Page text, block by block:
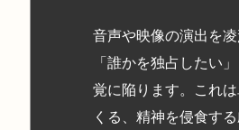
音声や映像の演出を
「誰かを独占したい
覚に陥ります。これ
くる、精神を侵食する